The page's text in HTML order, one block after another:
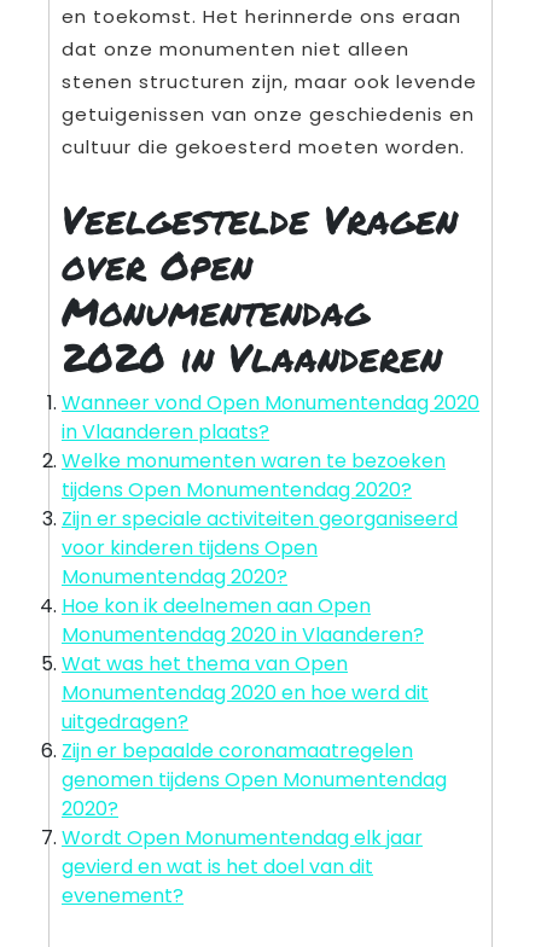
en toekomst. Het herinnerde ons eraan
dat onze monumenten niet alleen
stenen structuren zijn, maar ook levende
getuigenissen van onze geschiedenis en
cultuur die gekoesterd moeten worden.
Veelgestelde Vragen
over Open
Monumentendag
2020 in Vlaanderen
Wanneer vond Open Monumentendag 2020
in Vlaanderen plaats?
Welke monumenten waren te bezoeken
tijdens Open Monumentendag 2020?
Zijn er speciale activiteiten georganiseerd
voor kinderen tijdens Open
Monumentendag 2020?
Hoe kon ik deelnemen aan Open
Monumentendag 2020 in Vlaanderen?
Wat was het thema van Open
Monumentendag 2020 en hoe werd dit
uitgedragen?
Zijn er bepaalde coronamaatregelen
genomen tijdens Open Monumentendag
2020?
Wordt Open Monumentendag elk jaar
gevierd en wat is het doel van dit
evenement?